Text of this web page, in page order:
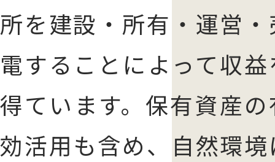
所を建設・所有・運営・
電することによって収益
得ています。保有資産の
効活用も含め、自然環境